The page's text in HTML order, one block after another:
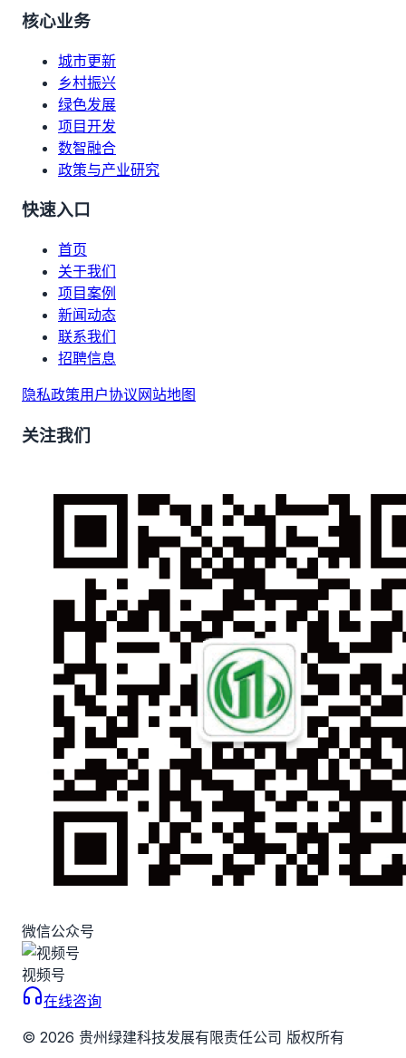
核心业务
城市更新
乡村振兴
绿色发展
项目开发
数智融合
政策与产业研究
快速入口
首页
关于我们
项目案例
新闻动态
联系我们
招聘信息
隐私政策用户协议网站地图
关注我们
微信公众号
视频号
在线咨询
© 2026 贵州绿建科技发展有限责任公司 版权所有